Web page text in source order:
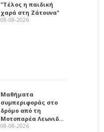
"Τέλος η παιδική
χαρά στη Ζάτουνα"
08-08-2026
Μαθήματα
συμπεριφοράς στο
δρόμο από τη
Μοτοπαρέα Λεωνιδ…
08-08-2026